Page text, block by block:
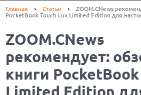
Главная Статьи
ZOOM.CNews
PocketBook Touch Lux Limited Edition для
ZOOM.CNews
рекомендует:
книги
Limited Edition